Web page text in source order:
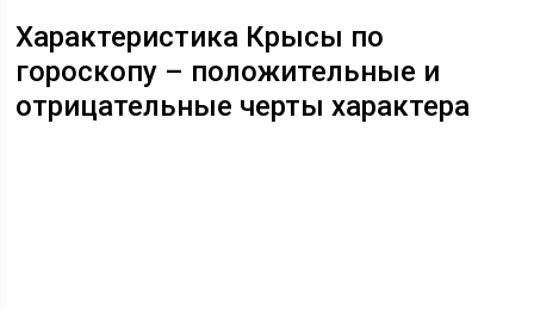
Характеристика Крысы по
гороскопу – положительные и
отрицательные черты характера